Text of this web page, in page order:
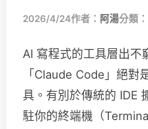
2026/4/24作者： 阿湯分類：
AI 寫程式的工具層出
「Claude Code」絕對
具。有別於傳統的 IDE
駐你的終端機（